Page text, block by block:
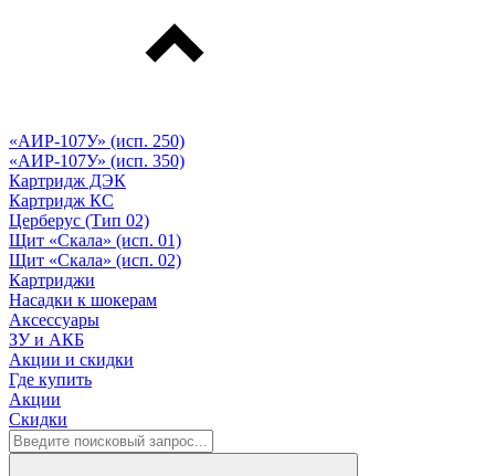
«АИР-107У» (исп. 250)
«АИР-107У» (исп. 350)
Картридж ДЭК
Картридж КС
Церберус (Тип 02)
Щит «Скала» (исп. 01)
Щит «Скала» (исп. 02)
Картриджи
Насадки к шокерам
Аксессуары
ЗУ и АКБ
Акции и скидки
Где купить
Акции
Скидки